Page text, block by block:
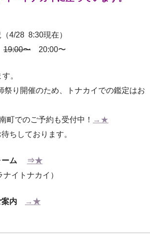
4/28 8:30現在）
19:00〜 20:00〜
。
祭り開催のため、トナカイでの鑑定はお
町でのご予約も受付中！ →★
ちしております。
ーム
⇒★
イトナカイ）
案内 →★